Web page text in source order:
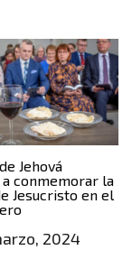
Jehová
conmemorar la
Jesucristo en el
2024